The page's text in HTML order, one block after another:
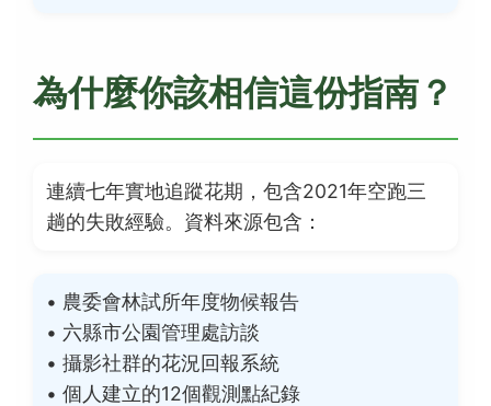
為什麼你該相信這份指南？
連續七年實地追蹤花期，包含2021年空跑三
趟的失敗經驗。資料來源包含：
• 農委會林試所年度物候報告
• 六縣市公園管理處訪談
• 攝影社群的花況回報系統
• 個人建立的12個觀測點紀錄